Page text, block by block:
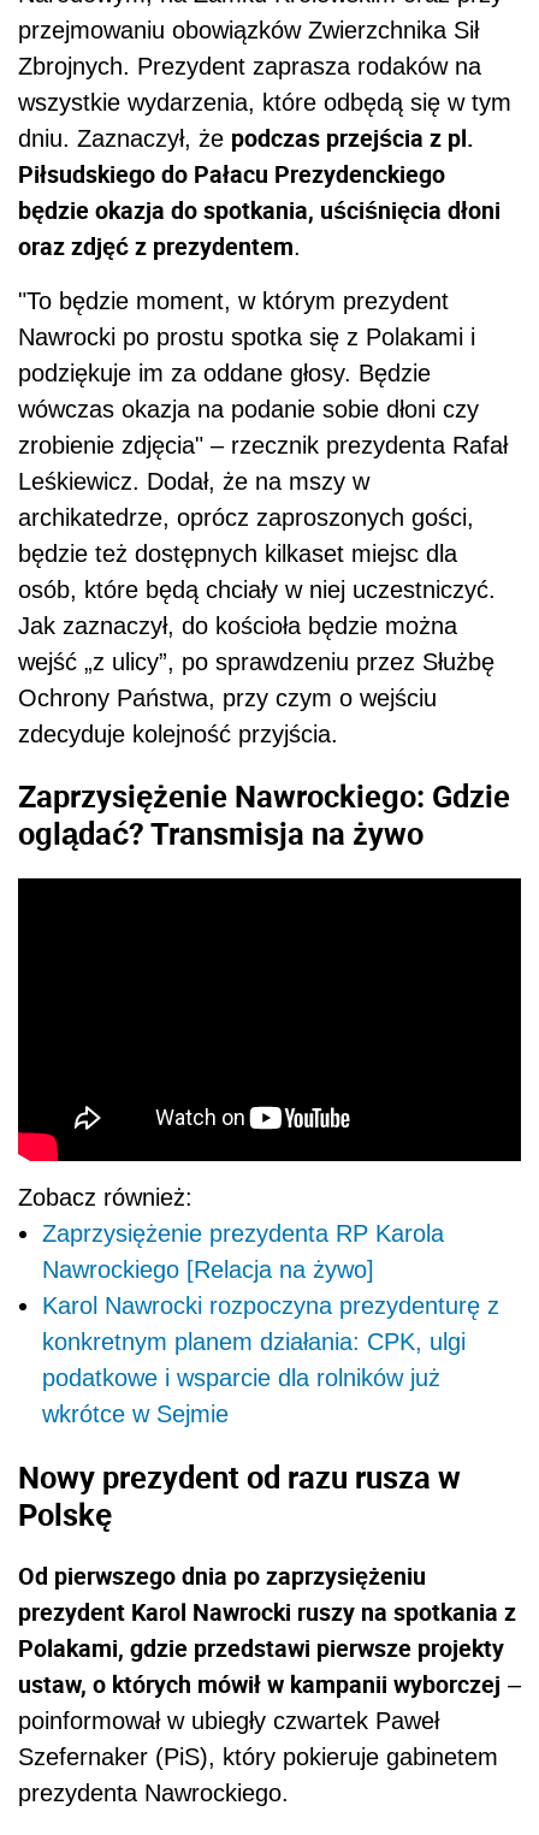
przejmowaniu obowiązków Zwierzchnika Sił
Zbrojnych. Prezydent zaprasza rodaków na
wszystkie wydarzenia, które odbędą się w tym
dniu. Zaznaczył, że podczas przejścia z pl.
Piłsudskiego do Pałacu Prezydenckiego
będzie okazja do spotkania, uściśnięcia dłoni
oraz zdjęć z prezydentem.
"To będzie moment, w którym prezydent
Nawrocki po prostu spotka się z Polakami i
podziękuje im za oddane głosy. Będzie
wówczas okazja na podanie sobie dłoni czy
zrobienie zdjęcia" – rzecznik prezydenta Rafał
Leśkiewicz. Dodał, że na mszy w
archikatedrze, oprócz zaproszonych gości,
będzie też dostępnych kilkaset miejsc dla
osób, które będą chciały w niej uczestniczyć.
Jak zaznaczył, do kościoła będzie można
wejść „z ulicy”, po sprawdzeniu przez Służbę
Ochrony Państwa, przy czym o wejściu
zdecyduje kolejność przyjścia.
Zaprzysiężenie Nawrockiego: Gdzie
oglądać? Transmisja na żywo
Zobacz również:
Zaprzysiężenie prezydenta RP Karola
Nawrockiego [Relacja na żywo]
Karol Nawrocki rozpoczyna prezydenturę z
konkretnym planem działania: CPK, ulgi
podatkowe i wsparcie dla rolników już
wkrótce w Sejmie
Nowy prezydent od razu rusza w
Polskę
Od pierwszego dnia po zaprzysiężeniu
prezydent Karol Nawrocki ruszy na spotkania z
Polakami, gdzie przedstawi pierwsze projekty
ustaw, o których mówił w kampanii wyborczej –
poinformował w ubiegły czwartek Paweł
Szefernaker (PiS), który pokieruje gabinetem
prezydenta Nawrockiego.